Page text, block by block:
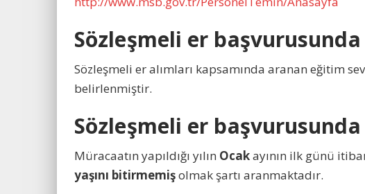
Sözleşmeli er
Sözleşmeli er alımları kapsamında aranan eğitim
belirlenmiştir.
Sözleşmeli er
Müracaatın yapıldığı yılın Ocakayının ilk günü
yaşını bitirmemişolmak şartı aranmaktadır.